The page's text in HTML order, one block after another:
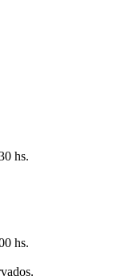
hs.
hs.